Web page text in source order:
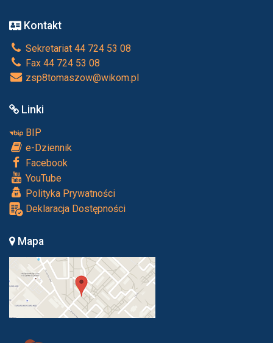
Kontakt
Sekretariat 44 724 53 08
Fax 44 724 53 08
zsp8tomaszow@wikom.pl
Linki
BIP
e-Dziennik
Facebook
YouTube
Polityka Prywatności
Deklaracja Dostępności
Mapa